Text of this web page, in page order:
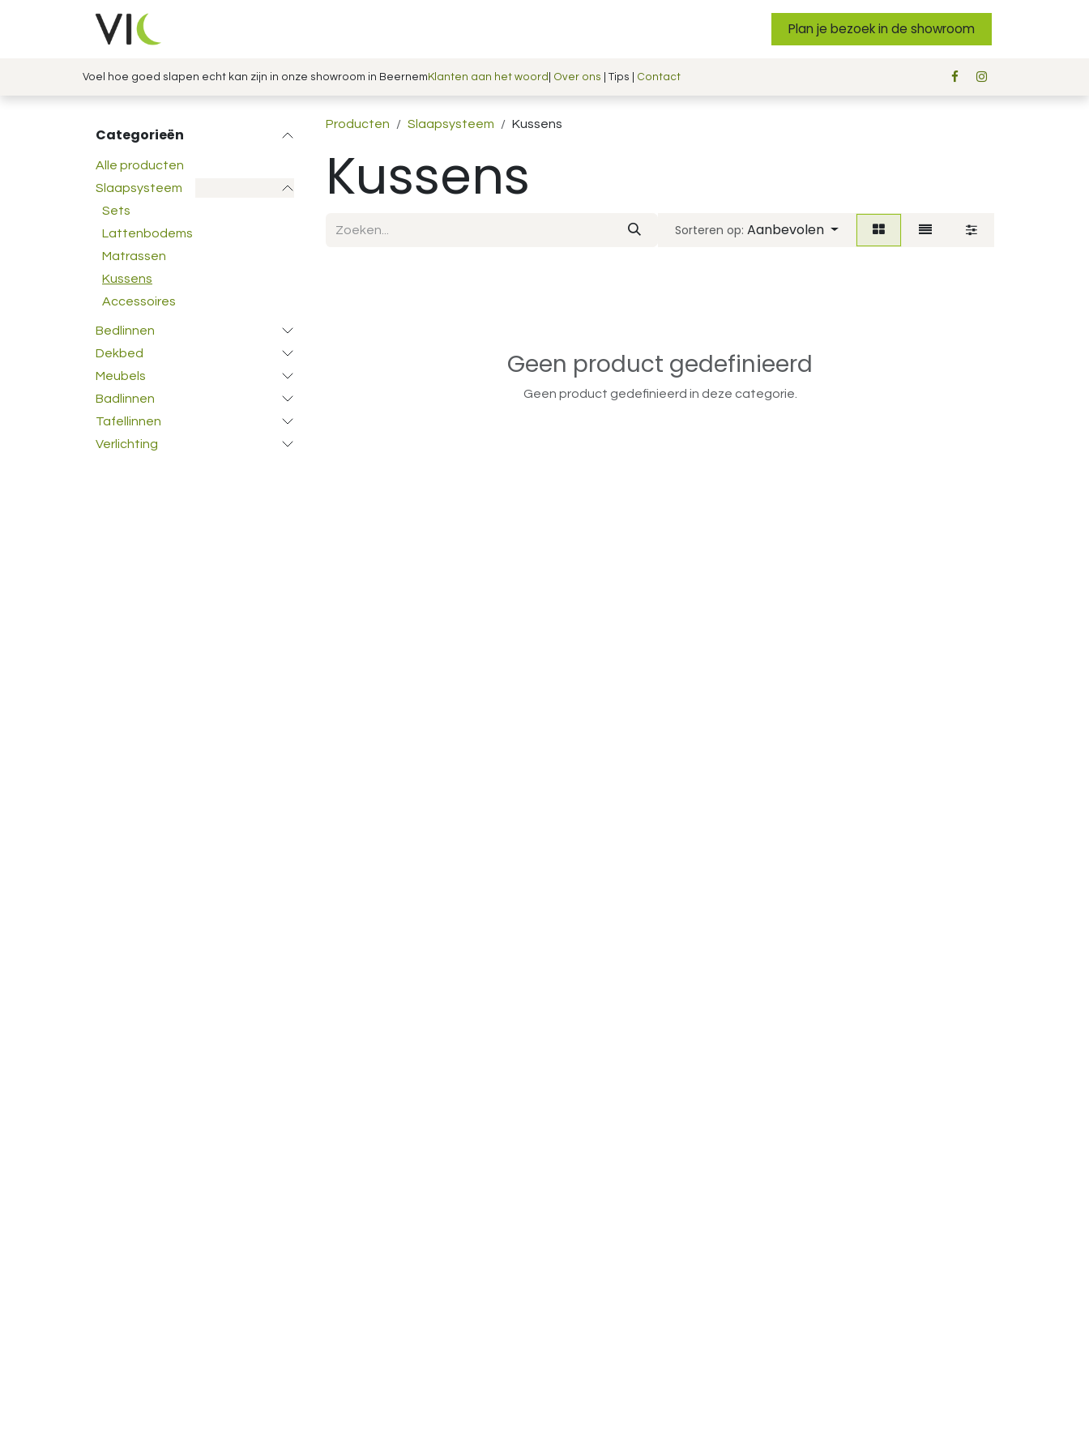
Overslaan naar inhoud
Plan je bezoek in de showroom
Voel hoe goed slapen echt kan zijn in onze showroom in BeernemKlanten aan het woord Over ons | Tips | Contact
Categorieën
Alle producten
Slaapsysteem
Sets
Lattenbodems
Matrassen
Kussens
Accessoires
Bedlinnen
Dekbed
Meubels
Badlinnen
Tafellinnen
Verlichting
Producten Slaapsysteem Kussens
Kussens
Sorteren op: Aanbevolen
Geen product gedefinieerd
Geen product gedefinieerd in deze categorie.